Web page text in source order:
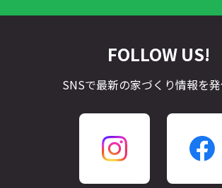
FOLLOW US!
SNSで最新の家づくり情報を発